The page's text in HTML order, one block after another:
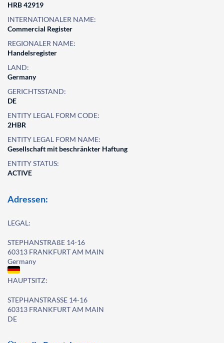
HRB 42919
INTERNATIONALER NAME:
Commercial Register
REGIONALER NAME:
Handelsregister
LAND:
Germany
GERICHTSSTAND:
DE
ENTITY LEGAL FORM CODE:
2HBR
ENTITY LEGAL FORM NAME:
Gesellschaft mit beschränkter Haftung
ENTITY STATUS:
ACTIVE
Adressen:
LEGAL:
STEPHANSTRAßE 14-16
60313 FRANKFURT AM MAIN
Germany
HAUPTSITZ:
STEPHANSTRASSE 14-16
60313 FRANKFURT AM MAIN
DE